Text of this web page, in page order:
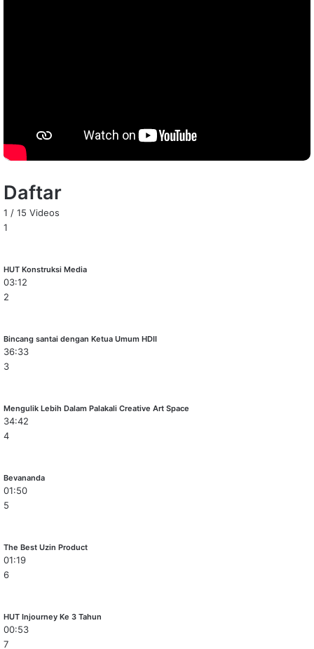
Daftar
1 / 15 Videos
1
HUT Konstruksi Media
03:12
2
Bincang santai dengan Ketua Umum HDII
36:33
3
Mengulik Lebih Dalam Palakali Creative Art Space
34:42
4
Bevananda
01:50
5
The Best Uzin Product
01:19
6
HUT Injourney Ke 3 Tahun
00:53
7